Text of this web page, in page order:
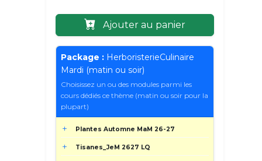
Ajouter au panier
Package : HerboristerieCulinaire
Mardi (matin ou soir)
Choisissez un ou des modules parmi les
cours dédiés ce thème (matin ou soir pour la
plupart)
Plantes Automne MaM 26-27
Tisanes_JeM 2627 LQ